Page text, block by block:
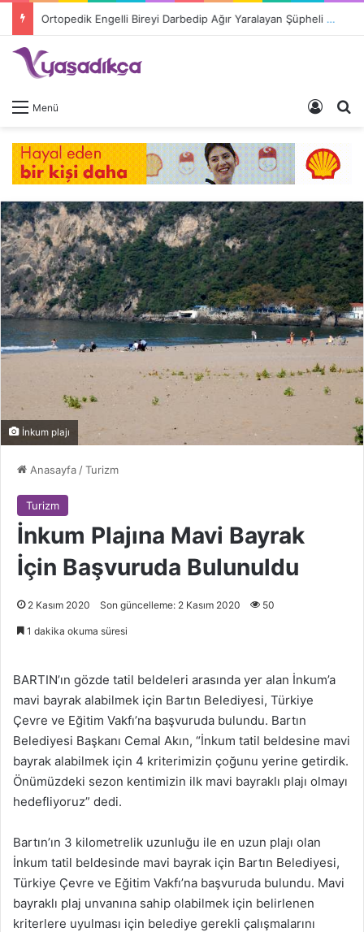
Ortopedik Engelli Bireyi Darbedip Ağır Yaralayan Şüpheli Tutuklandı
Menü Giriş
İnkum plajı
Anasayfa /Turizm
Turizm
İnkum Plajına Mavi Bayrak
İçin Başvuruda Bulunuldu
2 Kasım 2020 Son güncelleme: 2 Kasım 2020 50
1 dakika okuma süresi
BARTIN’ın gözde tatil beldeleri arasında yer alan İnkum’a
mavi bayrak alabilmek için Bartın Belediyesi, Türkiye
Çevre ve Eğitim Vakfı’na başvuruda bulundu. Bartın
Belediyesi Başkanı Cemal Akın, “İnkum tatil beldesine mavi
bayrak alabilmek için 4 kriterimizin çoğunu yerine getirdik.
Önümüzdeki sezon kentimizin ilk mavi bayraklı plajı olmayı
hedefliyoruz” dedi.
Bartın’ın 3 kilometrelik uzunluğu ile en uzun plajı olan
İnkum tatil beldesinde mavi bayrak için Bartın Belediyesi,
Türkiye Çevre ve Eğitim Vakfı’na başvuruda bulundu. Mavi
bayraklı plaj unvanına sahip olabilmek için belirlenen
kriterlere uyulması için belediye gerekli çalışmalarını